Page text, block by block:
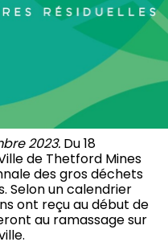
2023. Du 18
de Thetford Mines
des gros déchets
Selon un calendrier
ont reçu au début de
au ramassage sur